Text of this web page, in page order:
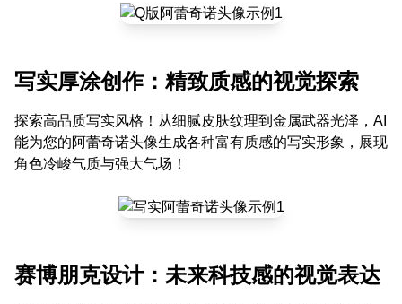
写实厚涂创作：精致质感的视觉探索
探索高品质写实风格！从细腻皮肤纹理到金属武器光泽，AI
能为您的阿蕾奇诺头像生成各种富有质感的写实形象，展现
角色冷峻气质与强大气场！
赛博朋克设计：未来科技感的视觉表达